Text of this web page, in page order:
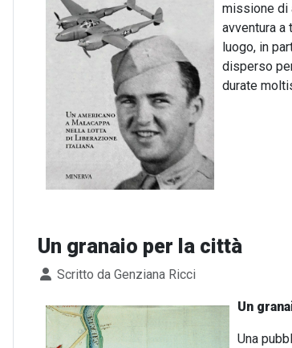
missione di
avventura
luogo, in
disperso
durate
Un granaio per la città
Dettagli
Scritto da Genziana Ricci
Un
Una